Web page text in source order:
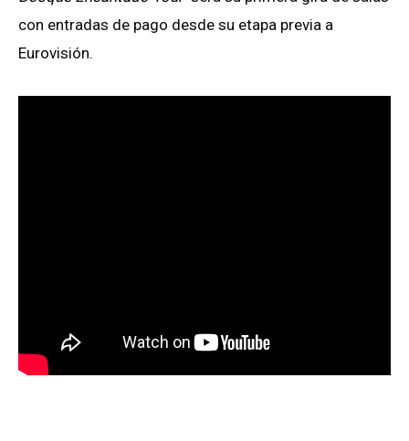
con entradas de pago desde su etapa previa a
Eurovisión.